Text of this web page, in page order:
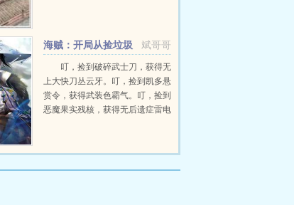
型，集所有败德於...
斌哥哥
海贼：开局从捡垃圾
开始叮，捡到破碎武士刀，获得无
上大快刀丛云牙。叮，捡到凯多悬
赏令，获得武装色霸气。叮，捡到
恶魔果实残核，获得无后遗症雷电
就是想要...